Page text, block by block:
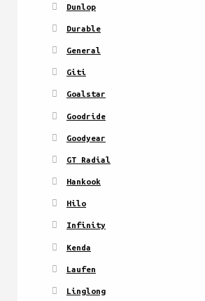
Dunlop
Durable
General
Giti
Goalstar
Goodride
Goodyear
GT Radial
Hankook
Hilo
Infinity
Kenda
Laufen
Linglong